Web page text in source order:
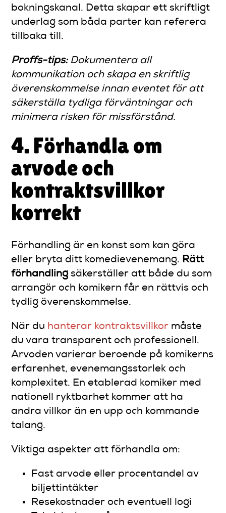
bokningskanal. Detta skapar ett skriftligt
underlag som båda parter kan referera
tillbaka till.
Proffs-tips: Dokumentera all
kommunikation och skapa en skriftlig
överenskommelse innan eventet för att
säkerställa tydliga förväntningar och
minimera risken för missförstånd.
4. Förhandla om
arvode och
kontraktsvillkor
korrekt
Förhandling är en konst som kan göra
eller bryta ditt komedievenemang. Rätt
förhandling säkerställer att både du som
arrangör och komikern får en rättvis och
tydlig överenskommelse.
När du hanterar kontraktsvillkor måste
du vara transparent och professionell.
Arvoden varierar beroende på komikerns
erfarenhet, evenemangsstorlek och
komplexitet. En etablerad komiker med
nationell ryktbarhet kommer att ha
andra villkor än en upp och kommande
talang.
Viktiga aspekter att förhandla om:
Fast arvode eller procentandel av
biljettintäkter
Resekostnader och eventuell logi